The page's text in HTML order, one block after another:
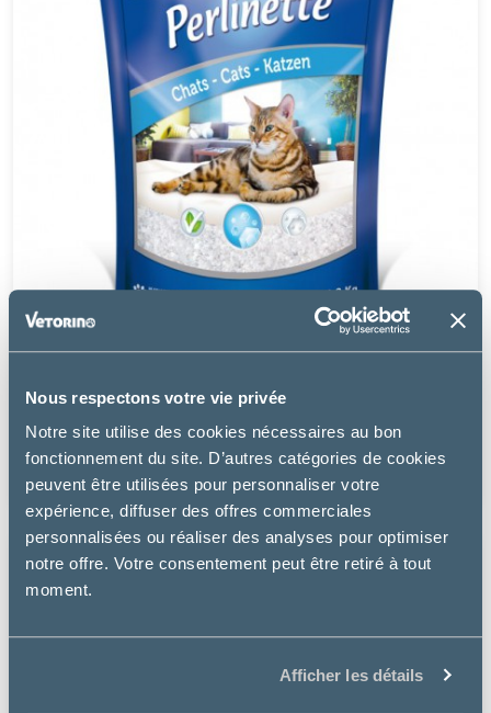
Nous respectons votre vie privée
Notre site utilise des cookies nécessaires au bon
fonctionnement du site. D’autres catégories de cookies
peuvent être utilisées pour personnaliser votre
expérience, diffuser des offres commerciales
personnalisées ou réaliser des analyses pour optimiser
notre offre. Votre consentement peut être retiré à tout
moment.
Afficher les détails
Perlinette
LITIÈRE CHAT SAC 15 KG - PERLINETTE
79.99 €